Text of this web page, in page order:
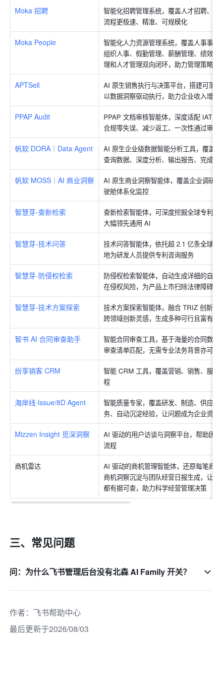
Moka 招聘
智能化招聘管理系统，覆盖人才招聘、
流程更极速、精准、可规模化
Moka People
智能化人力资源管理系统，覆盖人事事
组织人事、假勤管理、薪酬管理、绩效
理和人才管理双向闭环，助力管理策略
APTSell
AI 原生销售执行与决策平台，搭建可落
以数据洞察驱动执行，助力企业收入增
PPAP Audit
PPAP 文档审核智能体，深度适配
合规零失误、减少返工、一次性通过审
帆软 DORA｜Data Agent
AI 原生企业级数据智能分析工具，覆盖
查询数据、深度分析、输出报告、完成
帆软 MOSS｜AI 商业洞察
AI 原生商业洞察智能体，覆盖企业调研
驶舱体系化监控
智慧芽-查新检索
查新检索智能体，可深度挖掘全球专利
大幅领先通用 AI
智慧芽-技术问答
技术问答智能体，依托超 2.1 亿条全球
地为研发人员提供专利咨询服务
智慧芽-防侵权检索
防侵权检索智能体，自动生成详细的自
在侵权风险，为产品上市扫除法律障碍
智慧芽-技术方案探索
技术方案探索智能体，融合 TRIZ 创新
跨领域创新灵感，生成多种可行且富有
智书 AI 合同审查助手
智能合同审查工具，基于海量的合同数
审查清单匹配，无需专业法务背景亦可
纷享销客 CRM
智能 CRM 工具，覆盖营销、销售、服
程
海岸线·Issue/8D Agent
智能质量专家，覆盖研发、制造、供应
务、自动沉淀经验，让问题成为企业资
Mizzen Insight 觅深洞察
AI 驱动的用户访谈与洞察平台，帮助团
流程
商机雷达
AI 驱动的商机管理智能体，还原每笔商
商机洞察沉淀与团队经营日报生成，让
都有据可查，助力科学经营管理决策
三、常见问题
问：为什么飞书管理后台没有北森 AI Family 开关？
作者： 飞书帮助中心
最后更新于2026/08/03